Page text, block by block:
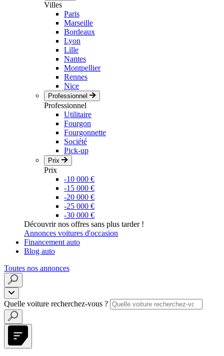
Villes
Paris
Marseille
Bordeaux
Lyon
Lille
Nantes
Montpellier
Rennes
Nice
Professionnel
Professionnel
Utilitaire
Fourgon
Fourgonnette
Société
Pick-up
Prix
Prix
-10 000 €
-15 000 €
-20 000 €
-25 000 €
-30 000 €
Découvrir nos offres sans plus tarder !
Annonces voitures d'occasion
Financement auto
Blog auto
Toutes nos annonces
Quelle voiture recherchez-vous ?